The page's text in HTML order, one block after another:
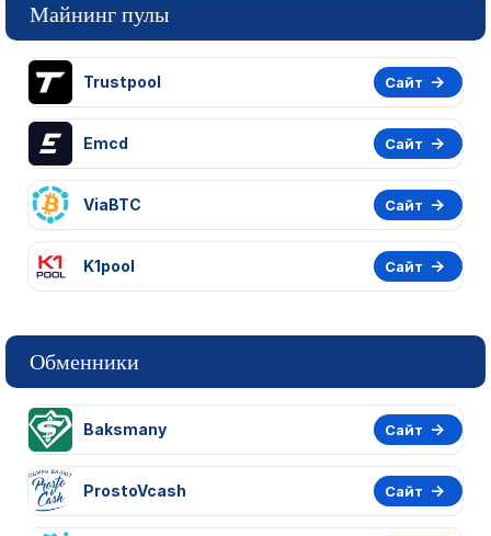
Майнинг пулы
Trustpool Сайт
Emcd Сайт
ViaBTC Сайт
K1pool Сайт
Обменники
Baksmany Сайт
ProstoVcash Сайт